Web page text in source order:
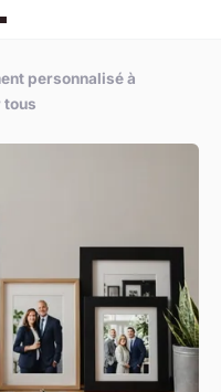
personnalisé à
tous